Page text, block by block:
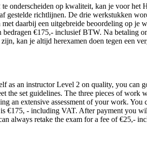
onderscheiden op kwaliteit, kan je voor
gestelde richtlijnen. De drie werkstukken
daarbij een uitgebreide beoordeling op
bedragen €175,- inclusief BTW. Na betaling
kan je altijd herexamen doen tegen een
as an instructor Level 2 on quality, you can
the set guidelines. The three pieces of
an extensive assessment of your work.
€175, - including VAT. After payment you
always retake the exam for a fee of €25,-